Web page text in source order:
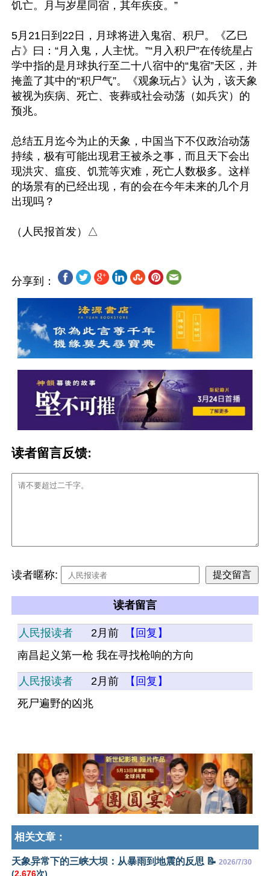
饥亡。月与岁星同宿，其年疾疫。”
5月21日到22日，月球将进入鬼宿、积尸。《乙巳
占》曰：“月入鬼，人主忧。”“月入积尸”在传统星占
学中指的是月球执行至二十八宿中的“鬼宿”天区，并
掩盖了其中的“积尸气”。《观象玩占》认为，该天象
被视为疾病、死亡、丧葬或社会动荡（如兵灾）的
预兆。
总结五月迄今为止的天象，中国当下不仅政治动荡
持续，极有可能出现君王被杀之事，而且天下会出
现洪灾、瘟疫、饥荒等灾难，死亡人数极多。这样
的场景有的已经出现，有的会在今年未来的几个月
出现吗？
分享到：
读者留言反馈:
读者暱称:
读者留言
人民报读者 2月前
【回复】
南昌起义第一枪 我在寻找枪响的方向
人民报读者 2月前
【回复】
死尸遍野的凶兆
相关文章：
天象异常下的三峡大坝：从暴雨到地震的反思 📝 2026/7/30
(2,676次)